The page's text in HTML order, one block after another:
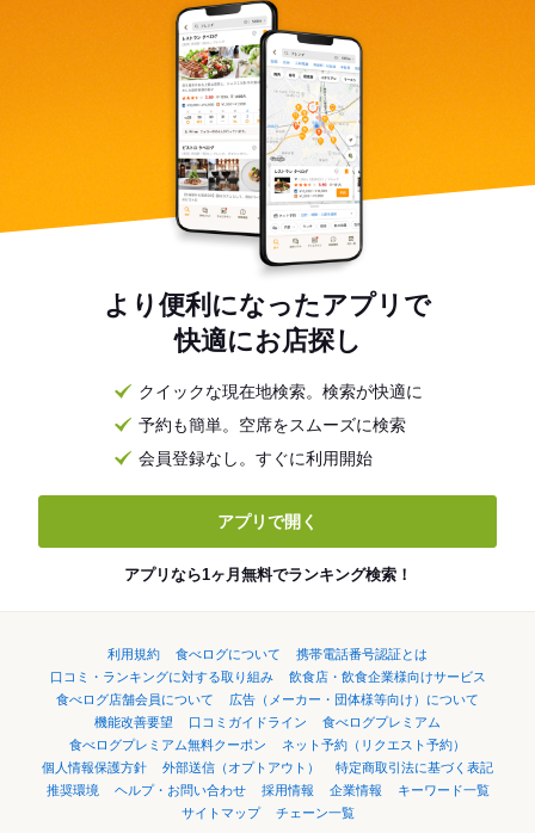
より便利になったアプリで
快適にお店探し
クイックな現在地検索。検索が快適に
予約も簡単。空席をスムーズに検索
会員登録なし。すぐに利用開始
アプリで開く
アプリなら1ヶ月無料でランキング検索！
利用規約 食べログについて
携帯電話番号認証とは
口コミ・ランキングに対する取り組み
飲食店・飲食企業様向けサービス
食べログ店舗会員について
広告（メーカー・団体様等向け）について
機能改善要望
口コミガイドライン
食べログプレミアム
食べログプレミアム無料クーポン
ネット予約（リクエスト予約）
個人情報保護方針
外部送信（オプトアウト）
特定商取引法に基づく表記
推奨環境
ヘルプ・お問い合わせ 採用情報 企業情報
キーワード一覧
サイトマップ
チェーン一覧